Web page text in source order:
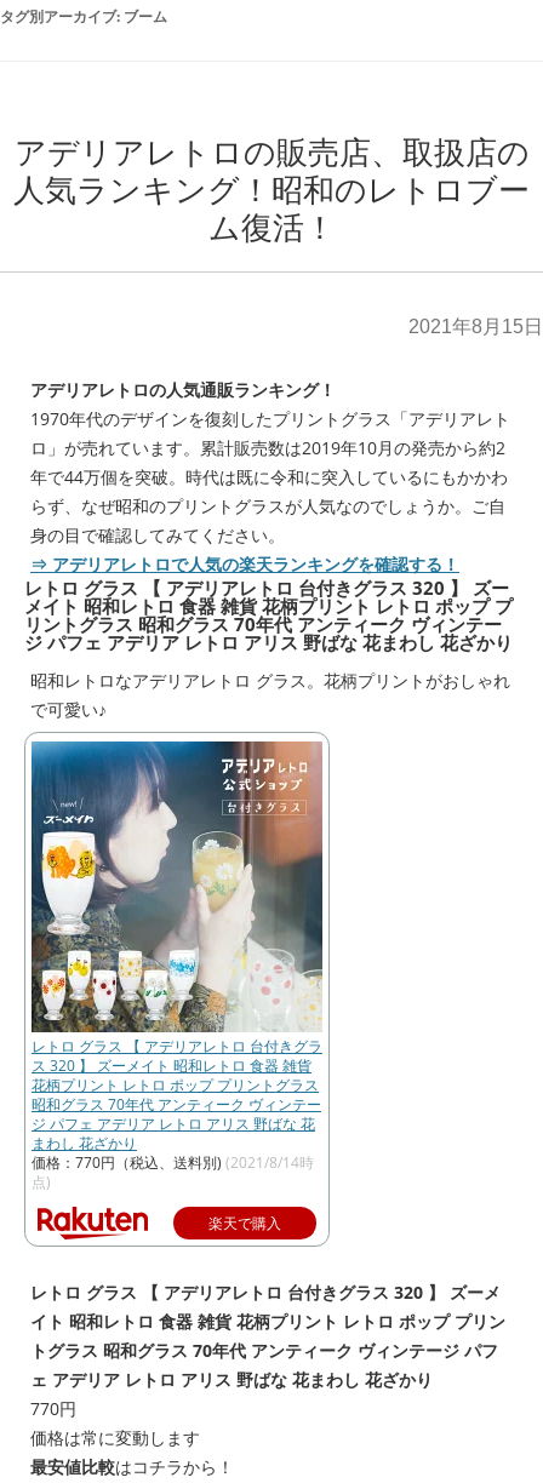
タグ別アーカイブ: ブーム
アデリアレトロの販売店、取扱店の
人気ランキング！昭和のレトロブー
ム復活！
2021年8月15日
アデリアレトロの人気通販ランキング！
1970年代のデザインを復刻したプリントグラス「アデリアレト
ロ」が売れています。累計販売数は2019年10月の発売から約2
年で44万個を突破。時代は既に令和に突入しているにもかかわ
らず、なぜ昭和のプリントグラスが人気なのでしょうか。ご自
身の目で確認してみてください。
⇒ アデリアレトロで人気の楽天ランキングを確認する！
レトロ グラス 【 アデリアレトロ 台付きグラス 320 】 ズー
メイト 昭和レトロ 食器 雑貨 花柄プリント レトロ ポップ プ
リントグラス 昭和グラス 70年代 アンティーク ヴィンテー
ジ パフェ アデリア レトロ アリス 野ばな 花まわし 花ざかり
昭和レトロなアデリアレトロ グラス。花柄プリントがおしゃれ
で可愛い♪
レトロ グラス 【 アデリアレトロ 台付きグラ
ス 320 】 ズーメイト 昭和レトロ 食器 雑貨
花柄プリント レトロ ポップ プリントグラス
昭和グラス 70年代 アンティーク ヴィンテー
ジ パフェ アデリア レトロ アリス 野ばな 花
まわし 花ざかり
価格：770円（税込、送料別) (2021/8/14時
点)
楽天で購入
レトロ グラス 【 アデリアレトロ 台付きグラス 320 】 ズーメ
イト 昭和レトロ 食器 雑貨 花柄プリント レトロ ポップ プリン
トグラス 昭和グラス 70年代 アンティーク ヴィンテージ パフ
ェ アデリア レトロ アリス 野ばな 花まわし 花ざかり
770円
価格は常に変動します
最安値比較はコチラから！